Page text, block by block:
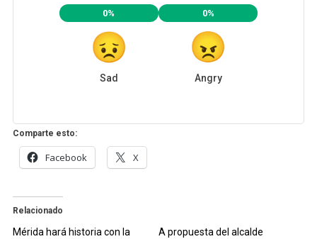
0%
Sad
0%
Angry
Comparte esto:
Facebook X
Relacionado
Mérida hará historia con la
A propuesta del alcalde